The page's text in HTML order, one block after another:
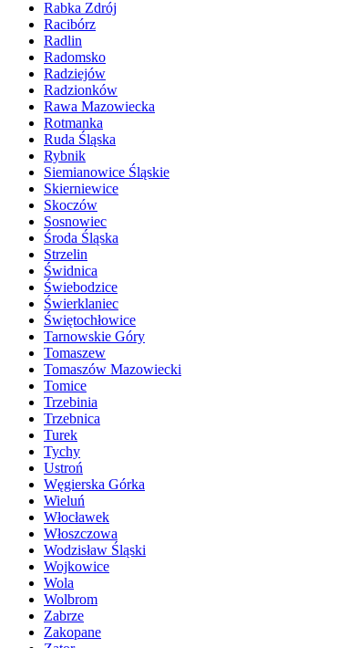
Rabka Zdrój
Racibórz
Radlin
Radomsko
Radziejów
Radzionków
Rawa Mazowiecka
Rotmanka
Ruda Śląska
Rybnik
Siemianowice Śląskie
Skierniewice
Skoczów
Sosnowiec
Środa Śląska
Strzelin
Świdnica
Świebodzice
Świerklaniec
Świętochłowice
Tarnowskie Góry
Tomaszew
Tomaszów Mazowiecki
Tomice
Trzebinia
Trzebnica
Turek
Tychy
Ustroń
Węgierska Górka
Wieluń
Włocławek
Włoszczowa
Wodzisław Śląski
Wojkowice
Wola
Wolbrom
Zabrze
Zakopane